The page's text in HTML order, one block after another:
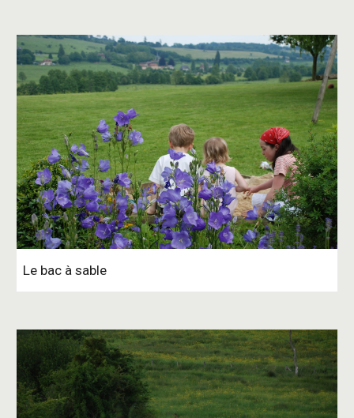
Le bac à sable